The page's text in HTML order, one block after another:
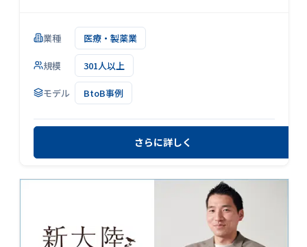
業種 医療・製薬業
規模 301人以上
モデル BtoB事例
さらに詳しく